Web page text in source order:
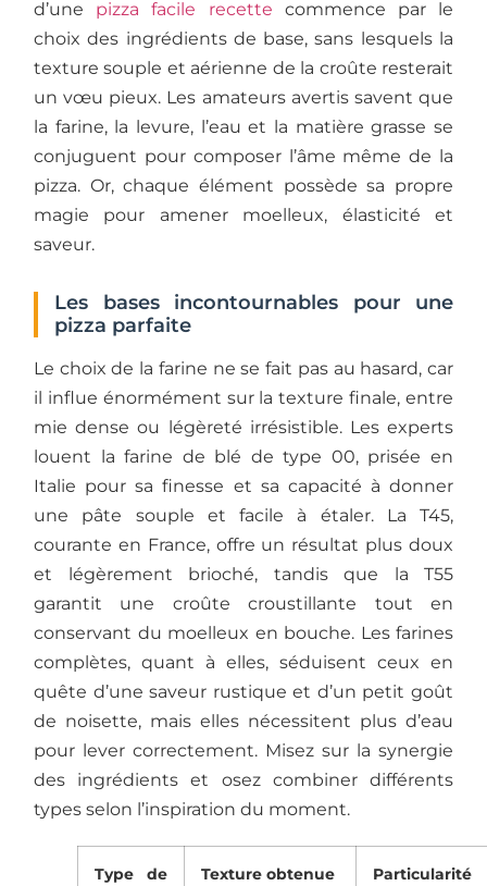
d’une pizza facile recette commence par le
choix des ingrédients de base, sans lesquels la
texture souple et aérienne de la croûte resterait
un vœu pieux. Les amateurs avertis savent que
la farine, la levure, l’eau et la matière grasse se
conjuguent pour composer l’âme même de la
pizza. Or, chaque élément possède sa propre
magie pour amener moelleux, élasticité et
saveur.
Les bases incontournables pour une
pizza parfaite
Le choix de la farine ne se fait pas au hasard, car
il influe énormément sur la texture finale, entre
mie dense ou légèreté irrésistible. Les experts
louent la farine de blé de type 00, prisée en
Italie pour sa finesse et sa capacité à donner
une pâte souple et facile à étaler. La T45,
courante en France, offre un résultat plus doux
et légèrement brioché, tandis que la T55
garantit une croûte croustillante tout en
conservant du moelleux en bouche. Les farines
complètes, quant à elles, séduisent ceux en
quête d’une saveur rustique et d’un petit goût
de noisette, mais elles nécessitent plus d’eau
pour lever correctement. Misez sur la synergie
des ingrédients et osez combiner différents
types selon l’inspiration du moment.
Type de
Texture obtenue Particularité